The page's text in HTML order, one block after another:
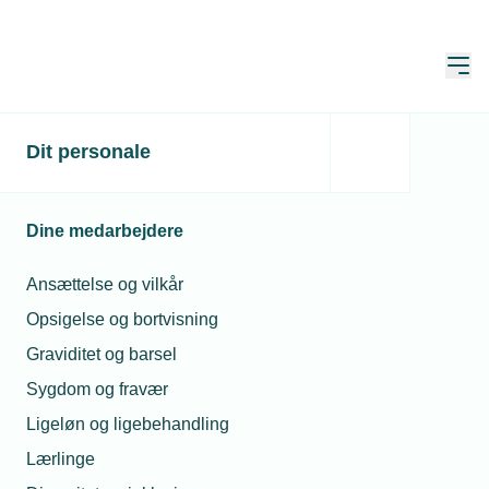
Dit personale
Dine medarbejdere
Ansættelse og vilkår
Opsigelse og bortvisning
Graviditet og barsel
Sygdom og fravær
Ligeløn og ligebehandling
Lærlinge
Undgå fejl i
projekter
Publiceret: 23. mar. 2026